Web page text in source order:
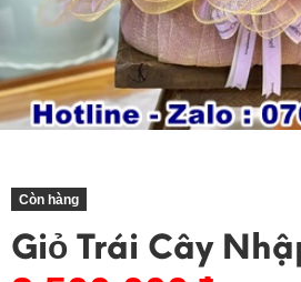
Còn hàng
Giỏ Trái Cây